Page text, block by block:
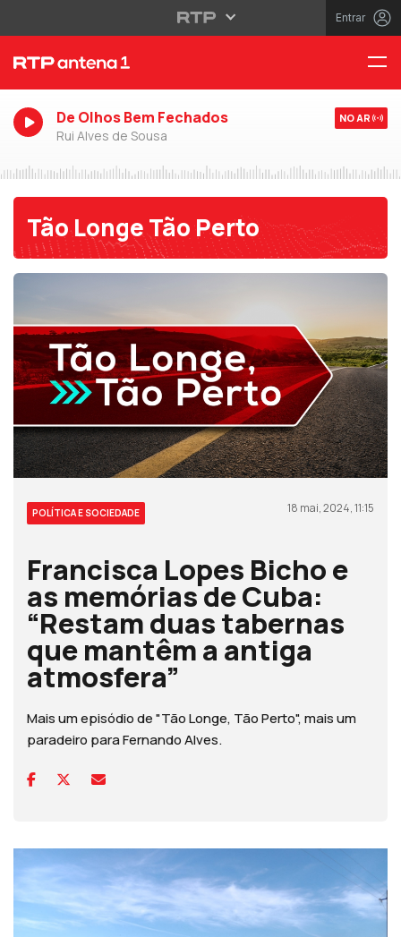
Entrar
De Olhos Bem Fechados
Rui Alves de Sousa
NO AR
Tão Longe Tão Perto
POLÍTICA E SOCIEDADE 18 mai, 2024, 11:15
Francisca Lopes Bicho e
as memórias de Cuba:
“Restam duas tabernas
que mantêm a antiga
atmosfera”
Mais um episódio de "Tão Longe, Tão Perto", mais um
paradeiro para Fernando Alves.